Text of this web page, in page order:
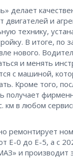
делает
двигателей и
технику,
В итоге, по
нового.
и менять
с машиной,
Кроме того,
получает
км в любом
ремонтирует
Е-0 до Е-5, а с
и производит